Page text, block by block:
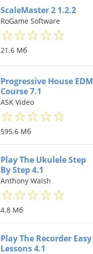
ScaleMaster 2 1.2.2
RoGame Software
21.6 Мб
Progressive House EDM
Course 7.1
ASK Video
595.6 Мб
Play The Ukulele Step
By Step 4.1
Anthony Walsh
4.8 Мб
Play The Recorder Easy
Lessons 4.1